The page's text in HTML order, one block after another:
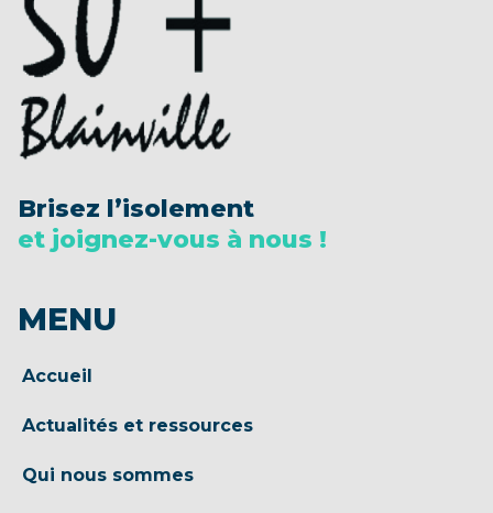
Brisez l’isolement
et joignez-vous à nous !
MENU
Accueil
Actualités et ressources
Qui nous sommes